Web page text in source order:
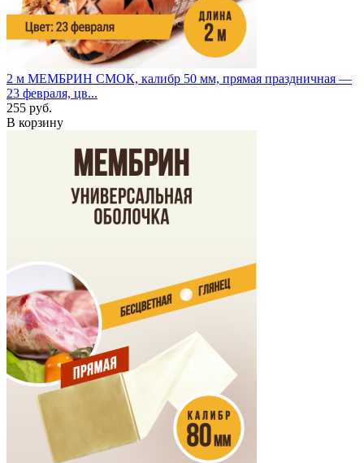
2 м МЕМБРИН СМОК, калибр 50 мм, прямая праздничная —
23 февраля, цв...
255 руб.
В корзину